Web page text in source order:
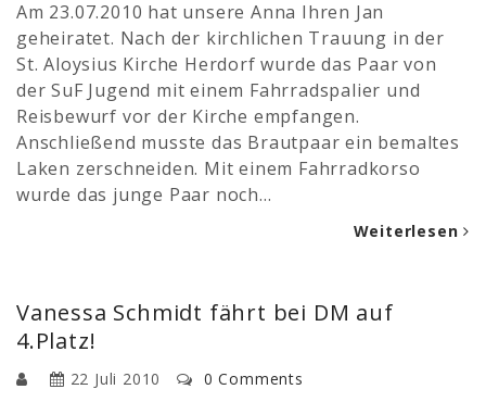
Am 23.07.2010 hat unsere Anna Ihren Jan
geheiratet. Nach der kirchlichen Trauung in der
St. Aloysius Kirche Herdorf wurde das Paar von
der SuF Jugend mit einem Fahrradspalier und
Reisbewurf vor der Kirche empfangen.
Anschließend musste das Brautpaar ein bemaltes
Laken zerschneiden. Mit einem Fahrradkorso
wurde das junge Paar noch…
Weiterlesen
Vanessa Schmidt fährt bei DM auf
4.Platz!
22 Juli 2010 0 Comments